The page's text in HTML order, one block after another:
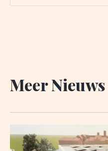
Meer Nieuws